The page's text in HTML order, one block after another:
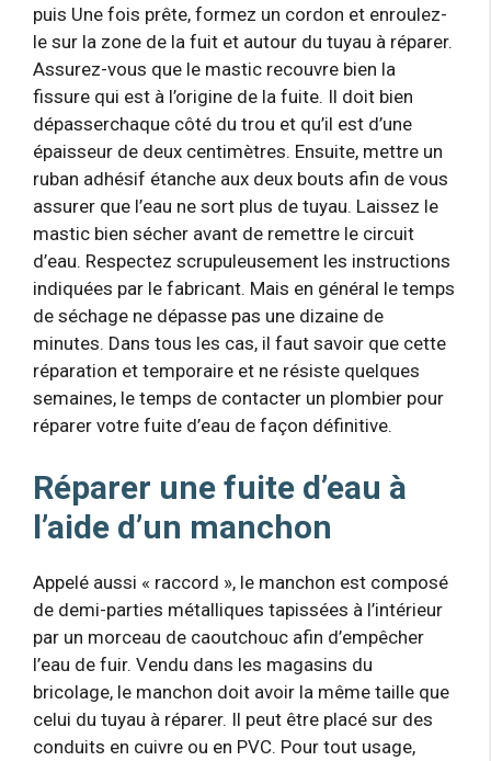
puis Une fois prête, formez un cordon et enroulez-
le sur la zone de la fuit et autour du tuyau à réparer.
Assurez-vous que le mastic recouvre bien la
fissure qui est à l’origine de la fuite. Il doit bien
dépasserchaque côté du trou et qu’il est d’une
épaisseur de deux centimètres. Ensuite, mettre un
ruban adhésif étanche aux deux bouts afin de vous
assurer que l’eau ne sort plus de tuyau. Laissez le
mastic bien sécher avant de remettre le circuit
d’eau. Respectez scrupuleusement les instructions
indiquées par le fabricant. Mais en général le temps
de séchage ne dépasse pas une dizaine de
minutes. Dans tous les cas, il faut savoir que cette
réparation et temporaire et ne résiste quelques
semaines, le temps de contacter un plombier pour
réparer votre fuite d’eau de façon définitive.
Réparer une fuite d’eau à
l’aide d’un manchon
Appelé aussi « raccord », le manchon est composé
de demi-parties métalliques tapissées à l’intérieur
par un morceau de caoutchouc afin d’empêcher
l’eau de fuir. Vendu dans les magasins du
bricolage, le manchon doit avoir la même taille que
celui du tuyau à réparer. Il peut être placé sur des
conduits en cuivre ou en PVC. Pour tout usage,